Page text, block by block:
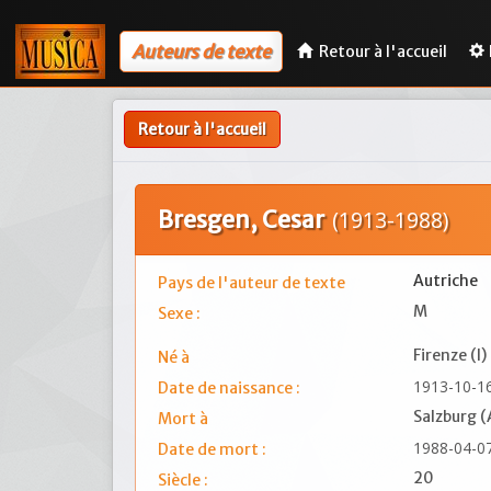
Auteurs de texte Retour à l'accueil
Retour à l'accueil
Bresgen, Cesar(1913-1988)
Pays de l'auteur de texte
Autriche
Sexe :
M
Né à
Firenze (I)
Date de naissance :
1913-10-
Mort à
Salzburg
Date de mort :
1988-04-
Siècle : 20